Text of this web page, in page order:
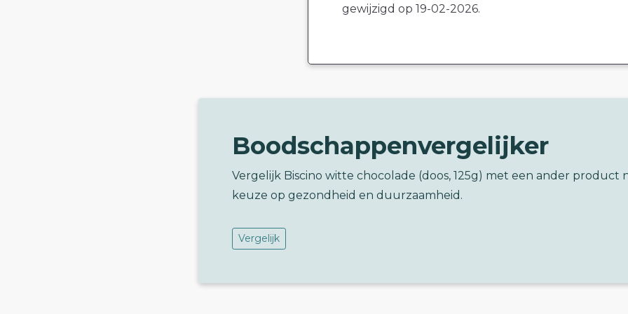
gewijzigd op 19-02-2026.
Boodschappenvergelijker
Vergelijk Biscino witte chocolade (doos, 125g) met een ander product
keuze op gezondheid en duurzaamheid.
Vergelijk